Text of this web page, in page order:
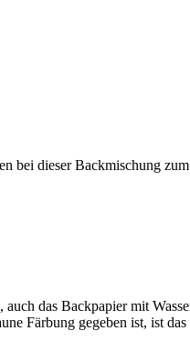
bei dieser Backmischung
das Backpapier mit
Färbung gegeben ist, ist